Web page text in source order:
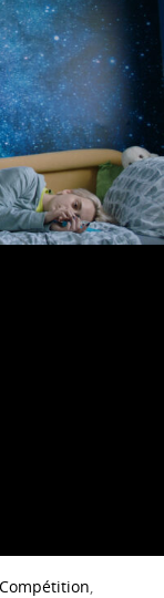
Compétition,